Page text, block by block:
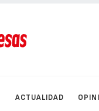
ACTUALIDAD